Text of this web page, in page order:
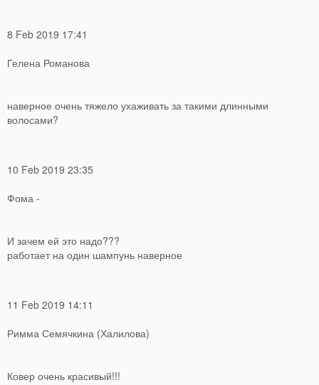
8 Feb 2019 17:41
Гелена Романова
наверное очень тяжело ухаживать за такими длинными
волосами?
10 Feb 2019 23:35
Фома -
И зачем ей это надо???
работает на один шампунь наверное
11 Feb 2019 14:11
Римма Семячкина (Халилова)
Ковер очень красивый!!!